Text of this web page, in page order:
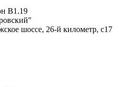
В1.19
шоссе, 26-й километр, с17